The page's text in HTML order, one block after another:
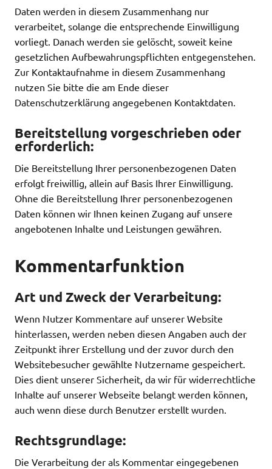
Daten werden in diesem Zusammenhang nur
verarbeitet, solange die entsprechende Einwilligung
vorliegt. Danach werden sie gelöscht, soweit keine
gesetzlichen Aufbewahrungspflichten entgegenstehen.
Zur Kontaktaufnahme in diesem Zusammenhang
nutzen Sie bitte die am Ende dieser
Datenschutzerklärung angegebenen Kontaktdaten.
Bereitstellung vorgeschrieben oder
erforderlich:
Die Bereitstellung Ihrer personenbezogenen Daten
erfolgt freiwillig, allein auf Basis Ihrer Einwilligung.
Ohne die Bereitstellung Ihrer personenbezogenen
Daten können wir Ihnen keinen Zugang auf unsere
angebotenen Inhalte und Leistungen gewähren.
Kommentarfunktion
Art und Zweck der Verarbeitung:
Wenn Nutzer Kommentare auf unserer Website
hinterlassen, werden neben diesen Angaben auch der
Zeitpunkt ihrer Erstellung und der zuvor durch den
Websitebesucher gewählte Nutzername gespeichert.
Dies dient unserer Sicherheit, da wir für widerrechtliche
Inhalte auf unserer Webseite belangt werden können,
auch wenn diese durch Benutzer erstellt wurden.
Rechtsgrundlage:
Die Verarbeitung der als Kommentar eingegebenen